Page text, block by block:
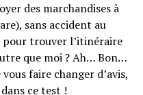
des marchandises à
sans accident au
pour trouver l’itinéraire
que moi ? Ah… Bon…
faire changer d’avis,
ce test !